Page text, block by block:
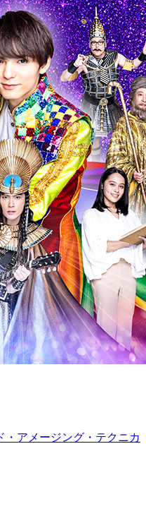
・アメージング・テクニカ